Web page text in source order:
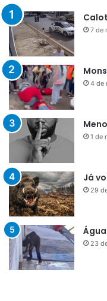
7 de
4 de
1 de
Já
29
23